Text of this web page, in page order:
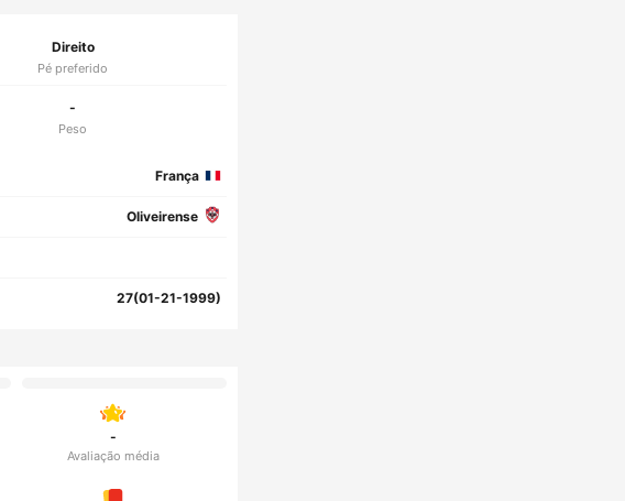
Direito
Pé preferido
-
Peso
França
Oliveirense
27(01-21-1999)
-
Avaliação média